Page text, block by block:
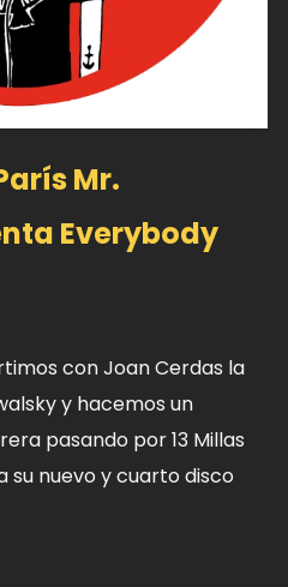
Mr.
Everybody
con Joan Cerdas la
y hacemos un
pasando por 13 Millas
nuevo y cuarto disco